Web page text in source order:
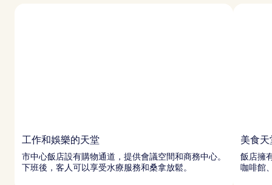
工作和娛樂的天堂
市中心飯店設有購物通道，提供會議空間和商務中心。
下班後，客人可以享受水療服務和桑拿放鬆。
美食天
飯店擁
咖啡館